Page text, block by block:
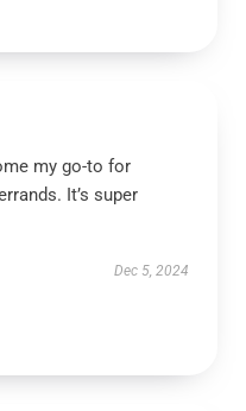
my go-to for
It’s super
Dec 5, 2024